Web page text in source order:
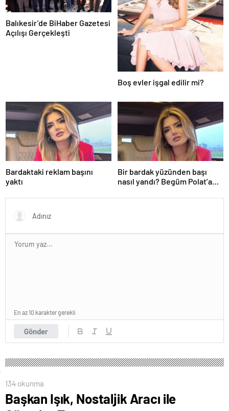
Balıkesir’de BiHaber Gazetesi
Açılışı Gerçekleşti
Boş evler işgal edilir mi?
Bardaktaki reklam başını
yaktı
Bir bardak yüzünden başı
nasıl yandı? Begüm Polat’a
reklamı soruşturması…
Gönder
En az 10 karakter gerekli
134 okunma
Başkan Işık, Nostaljik Aracı ile